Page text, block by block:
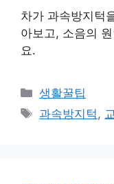
차가 과속방지턱
아보고, 소음의
요.
카
테
고
생활꿀팁
태
과속방지턱 ,